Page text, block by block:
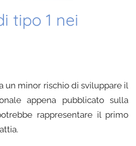
tipo 1 nei
un minor rischio di sviluppare il
appena pubblicato sulla
rappresentare il primo